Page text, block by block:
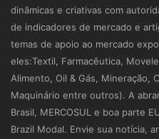
dinâmicas e criativas com
de indicadores de mercado e
temas de apoio ao mercado
eles:Textil, Farmacêutica,
Alimento, Oil & Gás, Mineração,
Maquinário entre outros). A
Brasil, MERCOSUL e boa parte
Brazil Modal. Envie sua notícia,